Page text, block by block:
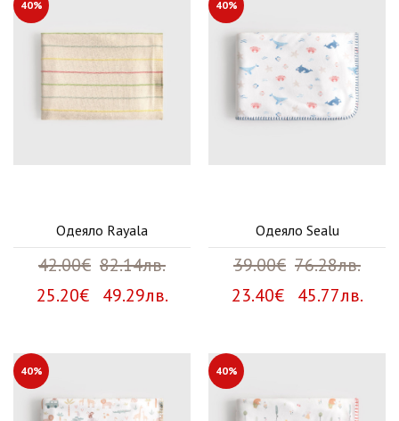
40%
Одеяло Rayala
42.00€ 82.14лв.
25.20€ 49.29лв.
40%
Одеяло Sealu
39.00€ 76.28лв.
23.40€ 45.77лв.
40% 40%